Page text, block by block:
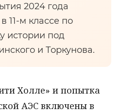
2024 года
11-м классе по
истории под
и Торкунова.
Холле» и попытка
АЭС включены в